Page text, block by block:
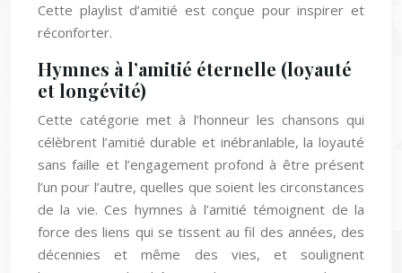
Cette playlist d’amitié est conçue pour inspirer et
réconforter.
Hymnes à l’amitié éternelle (loyauté
et longévité)
Cette catégorie met à l’honneur les chansons qui
célèbrent l’amitié durable et inébranlable, la loyauté
sans faille et l’engagement profond à être présent
l’un pour l’autre, quelles que soient les circonstances
de la vie. Ces hymnes à l’amitié témoignent de la
force des liens qui se tissent au fil des années, des
décennies et même des vies, et soulignent